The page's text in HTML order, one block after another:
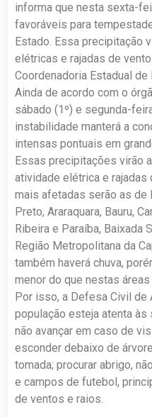
informa que nesta sexta-
favoráveis para
Estado. Essa precipitação
elétricas e rajadas de
Coordenadoria Estadual
Ainda de acordo com o
sábado (1º) e segunda-
instabilidade manterá a
intensas pontuais em
Essas precipitações virão
atividade elétrica e
mais afetadas serão as de
Preto, Araraquara, Bauru,
Ribeira e Paraíba, Baixada
Região Metropolitana da
também haverá chuva,
menor do que nestas
Por isso, a Defesa Civil de
população esteja atenta
não avançar em caso de
esconder debaixo de
tomada; procurar abrigo,
e campos de futebol,
de ventos e raios.